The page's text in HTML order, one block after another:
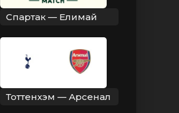
Спартак — Елимай
Тоттенхэм — Арсенал